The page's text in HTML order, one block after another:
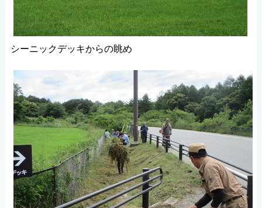
シーニックデッキからの眺め